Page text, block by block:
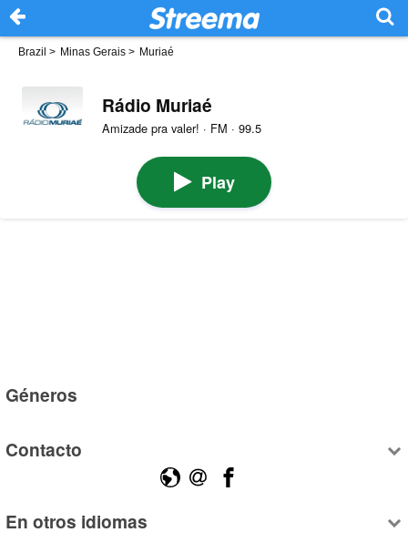
Brazil > Minas Gerais > Muriaé
Rádio Muriaé
Amizade pra valer! · FM · 99.5
Play
Géneros
Contacto
En otros idiomas